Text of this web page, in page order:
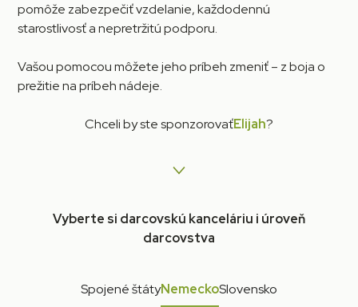
pomôže zabezpečiť vzdelanie, každodennú
starostlivosť a nepretržitú podporu.
Vašou pomocou môžete jeho príbeh zmeniť – z boja o
prežitie na príbeh nádeje.
Chceli by ste sponzorovaťElijah?
Vyberte si darcovskú kanceláriu i úroveň
darcovstva
Spojené štátyNemeckoSlovensko